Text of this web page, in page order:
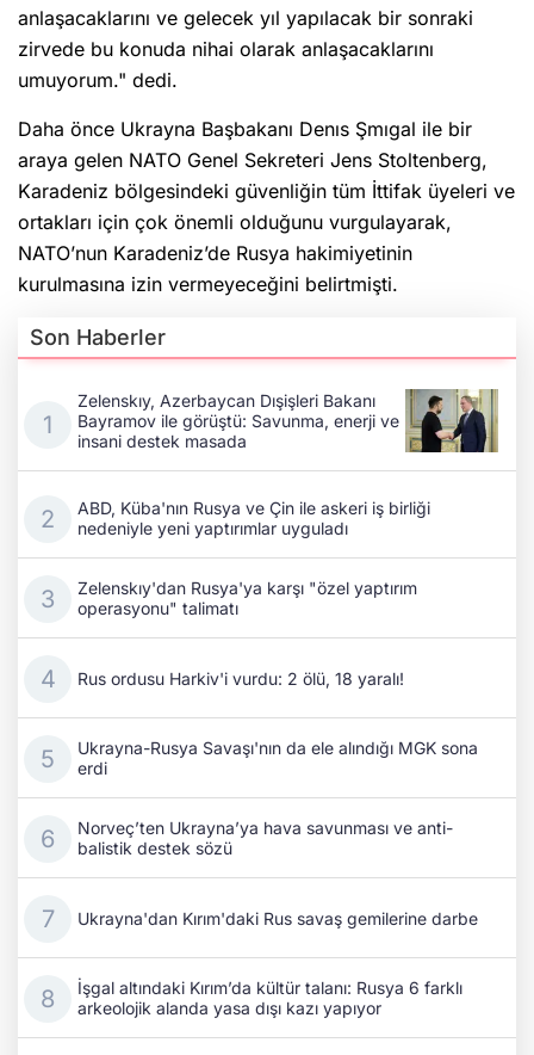
anlaşacaklarını ve gelecek yıl yapılacak bir sonraki
zirvede bu konuda nihai olarak anlaşacaklarını
umuyorum." dedi.
Daha önce Ukrayna Başbakanı Denıs Şmıgal ile bir
araya gelen NATO Genel Sekreteri Jens Stoltenberg,
Karadeniz bölgesindeki güvenliğin tüm İttifak üyeleri ve
ortakları için çok önemli olduğunu vurgulayarak,
NATO’nun Karadeniz’de Rusya hakimiyetinin
kurulmasına izin vermeyeceğini belirtmişti.
Son Haberler
Zelenskıy, Azerbaycan Dışişleri Bakanı
Bayramov ile görüştü: Savunma, enerji ve
insani destek masada
ABD, Küba'nın Rusya ve Çin ile askeri iş birliği
nedeniyle yeni yaptırımlar uyguladı
Zelenskıy'dan Rusya'ya karşı "özel yaptırım
operasyonu" talimatı
Rus ordusu Harkiv'i vurdu: 2 ölü, 18 yaralı!
Ukrayna-Rusya Savaşı'nın da ele alındığı MGK sona
erdi
Norveç’ten Ukrayna’ya hava savunması ve anti-
balistik destek sözü
Ukrayna'dan Kırım'daki Rus savaş gemilerine darbe
İşgal altındaki Kırım’da kültür talanı: Rusya 6 farklı
arkeolojik alanda yasa dışı kazı yapıyor